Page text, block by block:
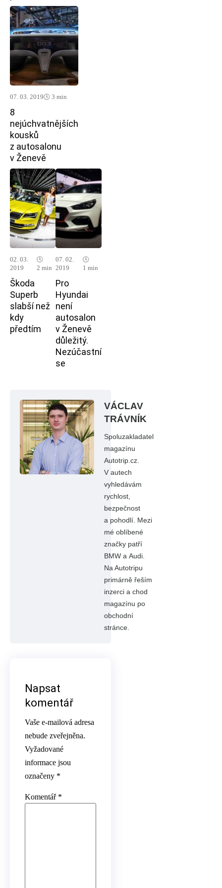
07. 03. 2019🕓 3 min
8
nejúchvatnějších
kousků
z autosalonu
v Ženevě
02. 03.
2019
🕓
2 min
Škoda
Superb
slabší než
kdy
předtím
07. 02.
2019
🕓
1 min
Pro
Hyundai
není
autosalon
v Ženevě
důležitý.
Nezúčastní
se
VÁCLAV
TRÁVNÍK
Spoluzakladatel
magazínu
Autotrip.cz.
V autech
vyhledávám
rychlost,
bezpečnost
a pohodlí. Mezi
mé oblíbené
značky patří
BMW a Audi.
Na Autotripu
primárně řeším
inzerci a chod
magazínu po
obchodní
stránce.
Napsat
komentář
Vaše e-mailová adresa
nebude zveřejněna.
Vyžadované
informace jsou
označeny *
Komentář *